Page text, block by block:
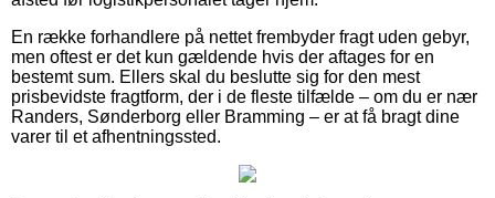
En række forhandlere på nettet frembyder fragt uden gebyr,
men oftest er det kun gældende hvis der aftages for en
bestemt sum. Ellers skal du beslutte sig for den mest
prisbevidste fragtform, der i de fleste tilfælde – om du er nær
Randers, Sønderborg eller Bramming – er at få bragt dine
varer til et afhentningssted.